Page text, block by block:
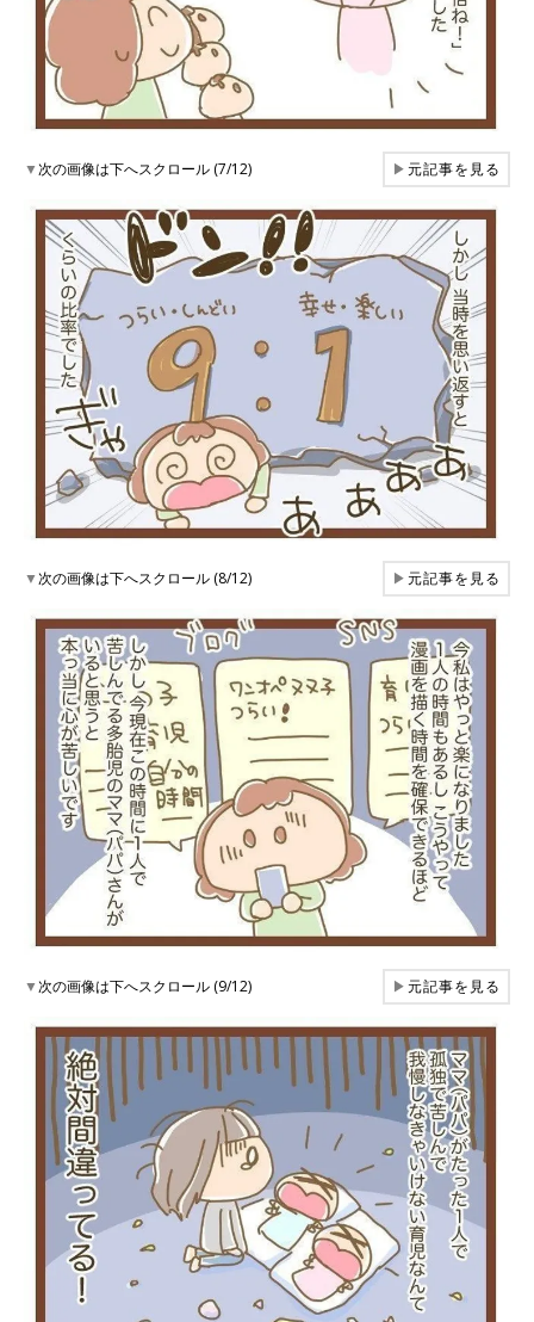
▼次の画像は下へスクロール (7/12) ▶元記事を見る
▼次の画像は下へスクロール (8/12) ▶元記事を見る
▼次の画像は下へスクロール (9/12) ▶元記事を見る